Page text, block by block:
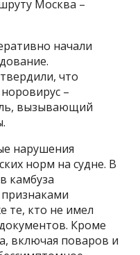
Москва –
начали
что
–
вызывающий
нарушения
норм на судне. В
камбуза
те, кто не имел
Кроме
включая поваров и